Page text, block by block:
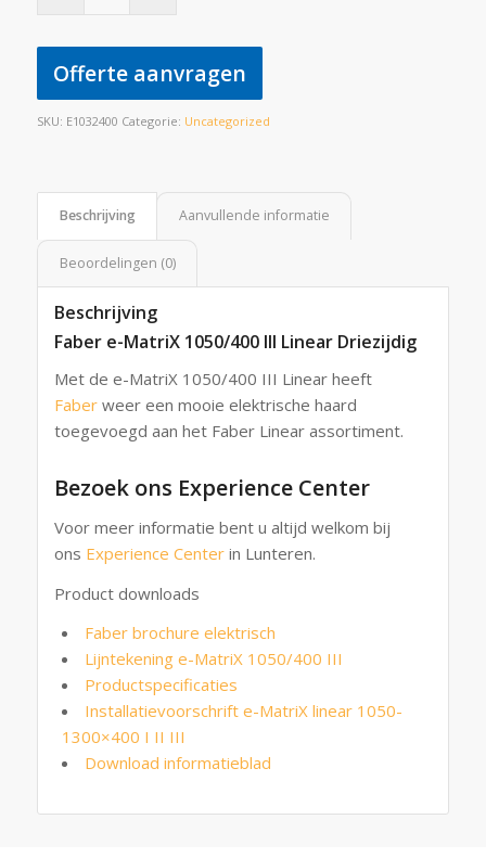
Offerte aanvragen
SKU: E1032400 Categorie: Uncategorized
Beschrijving Aanvullende informatie
Beoordelingen (0)
Beschrijving
Faber e-MatriX 1050/400 III Linear Driezijdig
Met de e-MatriX 1050/400 III Linear heeft
Faberweer een mooie elektrische haard
toegevoegd aan het Faber Linear assortiment.
Bezoek ons Experience Center
Voor meer informatie bent u altijd welkom bij
ons Experience Centerin Lunteren.
Product downloads
Faber brochure elektrisch
Lijntekening e-MatriX 1050/400 III
Productspecificaties
Installatievoorschrift e-MatriX linear 1050-
1300×400 I II III
Download informatieblad